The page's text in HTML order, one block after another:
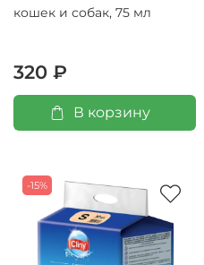
кошек и собак, 75 мл
320 ₽
В корзину
-15%